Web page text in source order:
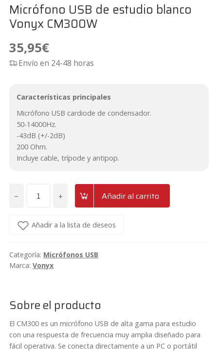
Micrófono USB de estudio blanco
Vonyx CM300W
35,95€
Envío en 24-48 horas
Características principales
Micrófono USB cardiode de condensador.
50-14000Hz.
-43dB (+/-2dB)
200 Ohm.
Incluye cable, trípode y antipop.
−
Micrófono
de
blanco
Vonyx
+ Añadir al carrito
Añadir a la lista de deseos
Categoría: Micrófonos USB
Marca:Vonyx
Sobre el producto
El CM300 es un micrófono USB de alta gama para estudio
con una respuesta de frecuencia muy amplia diseñado para
fácil operativa. Se conecta directamente a un PC o portátil